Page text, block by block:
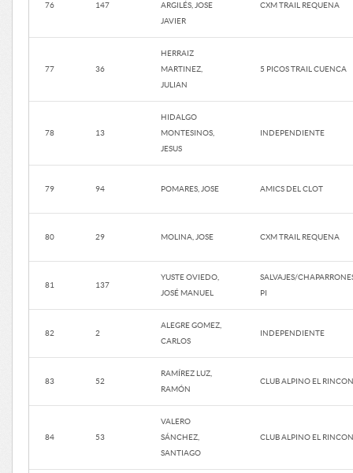
76 147
ARGILÉS, JOSE
JAVIER
CXM TRAIL REQUENA
77 36
HERRAIZ
MARTINEZ,
JULIAN
5 PICOS TRAIL CUENCA
78 13
HIDALGO
MONTESINOS,
JESUS
INDEPENDIENTE
79 94 POMARES, JOSE AMICS DEL CLOT
80 29 MOLINA, JOSE CXM TRAIL REQUENA
81 137
YUSTE OVIEDO,
JOSÉ MANUEL
SALVAJES/
PI
82 2
ALEGRE GOMEZ,
CARLOS
INDEPENDIENTE
83 52
RAMÍREZ LUZ,
RAMÓN
CLUB ALPINO EL RINCON
84 53
VALERO
SÁNCHEZ,
SANTIAGO
CLUB ALPINO EL RINCON